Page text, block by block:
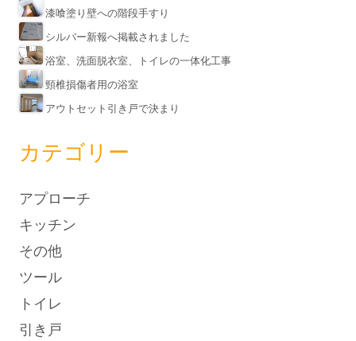
漆喰塗り壁への階段手すり
シルバー新報へ掲載されました
浴室、洗面脱衣室、トイレの一体化工事
頸椎損傷者用の浴室
アウトセット引き戸で決まり
カテゴリー
アプローチ
キッチン
その他
ツール
トイレ
引き戸